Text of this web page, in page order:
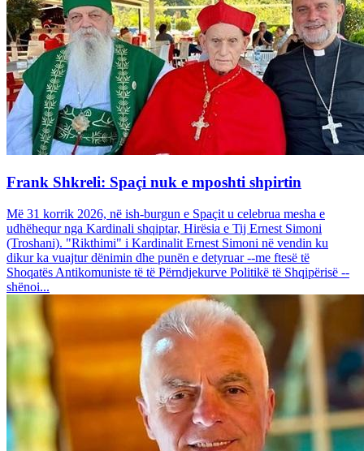
Frank Shkreli: Spaçi nuk e mposhti shpirtin
Më 31 korrik 2026, në ish-burgun e Spaçit u celebrua mesha e
udhëhequr nga Kardinali shqiptar, Hirësia e Tij Ernest Simoni
(Troshani). "Rikthimi" i Kardinalit Ernest Simoni në vendin ku
dikur ka vuajtur dënimin dhe punën e detyruar --me ftesë të
Shoqatës Antikomuniste të të Përndjekurve Politikë të Shqipërisë --
shënoi...